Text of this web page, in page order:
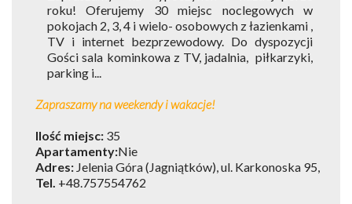
roku! Oferujemy 30 miejsc noclegowych w
pokojach 2, 3, 4 i wielo- osobowych z łazienkami ,
TV i internet bezprzewodowy. Do dyspozycji
Gości sala kominkowa z TV, jadalnia, piłkarzyki,
parking i...
Zapraszamy na weekendy i wakacje!
Ilość miejsc: 35
Apartamenty:Nie
Adres: Jelenia Góra (Jagniątków), ul. Karkonoska 95,
Tel. +48.757554762